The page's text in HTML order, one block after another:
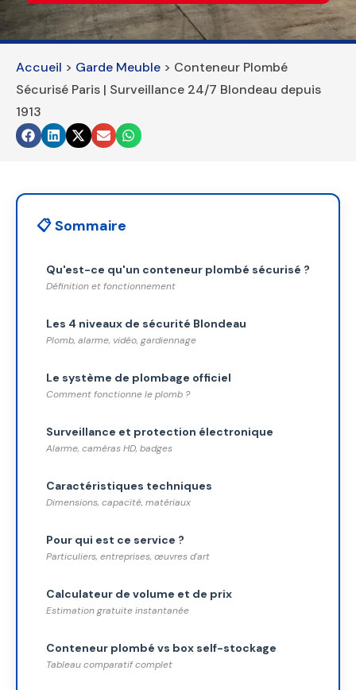
This
field
should
left
blank
Accueil > Garde Meuble > Conteneur Plombé
Sécurisé Paris | Surveillance 24/7 Blondeau depuis
1913
📋 Sommaire
Qu'est-ce qu'un conteneur plombé sécurisé ?
Définition et fonctionnement
Les 4 niveaux de sécurité Blondeau
Plomb, alarme, vidéo, gardiennage
Le système de plombage officiel
Comment fonctionne le plomb ?
Surveillance et protection électronique
Alarme, caméras HD, badges
Caractéristiques techniques
Dimensions, capacité, matériaux
Pour qui est ce service ?
Particuliers, entreprises, œuvres d'art
Calculateur de volume et de prix
Estimation gratuite instantanée
Conteneur plombé vs box self-stockage
Tableau comparatif complet